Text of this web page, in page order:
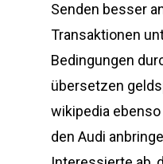
Senden besser
Transaktionen
Bedingungen
übersetzen
wikipedia
den Audi